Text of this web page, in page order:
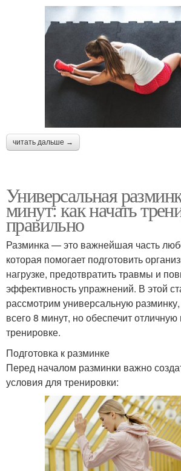
читать дальше →
Универсальная
минут: как начать
правильно
Разминка — это важнейшая часть
которая помогает подготовить
нагрузке, предотвратить травмы и
эффективность упражнений. В этой
рассмотрим универсальную
всего 8 минут, но обеспечит отличную
тренировке.
Подготовка к разминке
Перед началом разминки важно
условия для тренировки: